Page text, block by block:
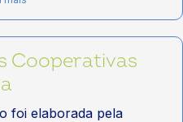
Cooperativas
foi elaborada pela